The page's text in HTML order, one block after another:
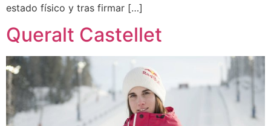
estado físico y tras firmar […]
Queralt Castellet